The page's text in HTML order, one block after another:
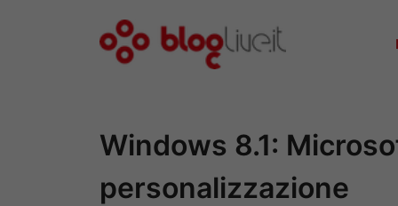
Windows 8.1:
personalizzazione